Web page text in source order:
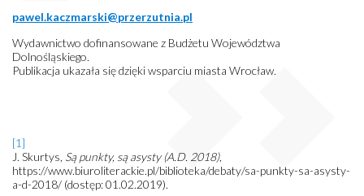
pawel.kaczmarski@przerzutnia.pl
Wydawnictwo dofinansowane z Budżetu Województwa
Dolnośląskiego.
Publikacja ukazała się dzięki wsparciu miasta Wrocław.
[1]
J. Skurtys, Są punkty, są asysty (A.D. 2018),
https://www.biuroliterackie.pl/biblioteka/debaty/sa-punkty-sa-asysty-
a-d-2018/ (dostęp: 01.02.2019).